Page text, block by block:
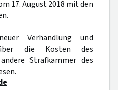
17. August 2018 mit den
Verhandlung und
die Kosten des
Strafkammer des